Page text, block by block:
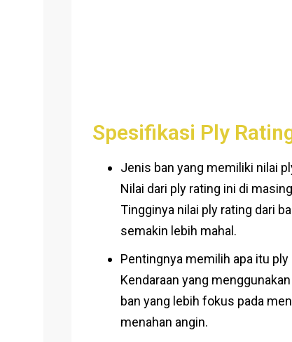
Spesifikasi Ply
Jenis ban yang memiliki nilai
Nilai dari ply rating ini di
Tingginya nilai ply rating dari
semakin lebih mahal.
Pentingnya memilih apa itu
Kendaraan yang
ban yang lebih fokus pada
menahan angin.